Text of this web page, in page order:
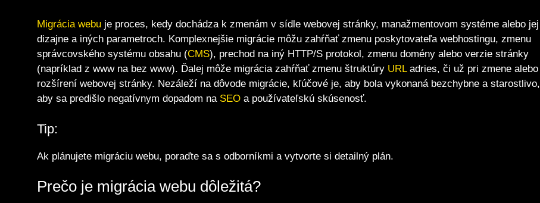
Migrácia webu je proces, kedy dochádza k zmenám v sídle webovej stránky, manažmentovom systéme alebo jej
dizajne a iných parametroch. Komplexnejšie migrácie môžu zahŕňať zmenu poskytovateľa webhostingu, zmenu
správcovského systému obsahu (CMS), prechod na iný HTTP/S protokol, zmenu domény alebo verzie stránky
(napríklad z www na bez www). Ďalej môže migrácia zahŕňať zmenu štruktúry URLadries, či už pri zmene alebo
rozšírení webovej stránky. Nezáleží na dôvode migrácie, kľúčové je, aby bola vykonaná bezchybne a starostlivo,
aby sa predišlo negatívnym dopadom na SEO a používateľskú skúsenosť.
Tip:
Ak plánujete migráciu webu, poraďte sa s odborníkmi a vytvorte si detailný plán.
Prečo je migrácia webu dôležitá?